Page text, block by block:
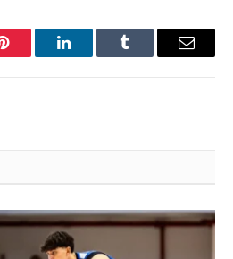
Pinterest LinkedInTumblr Email